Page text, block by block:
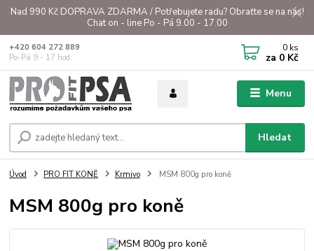
Nad 990 Kč DOPRAVA ZDARMA / Potřebujete radu? Obraťte se na nás!
Chat on - line Po - Pá 9.00 - 17.00
Menu
Hledat
+420 604 272 889
Po-Pá 9 - 17 hod.
0 ks
za 0 Kč
Úvod PRO FIT KONĚ Krmivo MSM 800g pro koně
MSM 800g pro koně